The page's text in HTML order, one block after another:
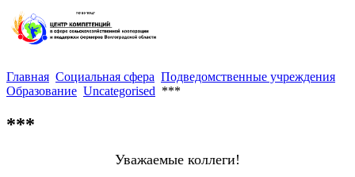
Главная Социальная сфера Подведомственные учреждения
Образование Uncategorised ***
***
Уважаемые коллеги!